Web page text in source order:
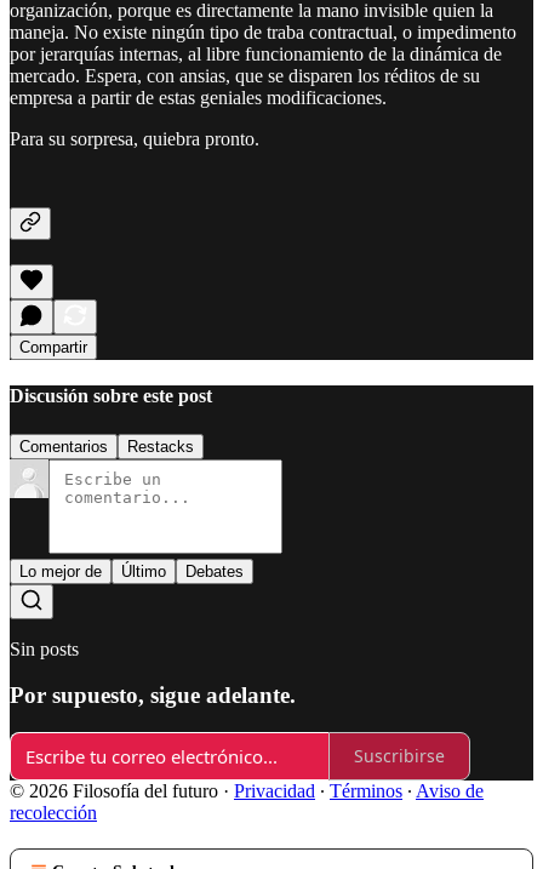
organización, porque es directamente la mano invisible quien la
maneja. No existe ningún tipo de traba contractual, o impedimento
por jerarquías internas, al libre funcionamiento de la dinámica de
mercado. Espera, con ansias, que se disparen los réditos de su
empresa a partir de estas geniales modificaciones.
Para su sorpresa, quiebra pronto.
Compartir
Discusión sobre este post
Comentarios Restacks
Lo mejor de Último Debates
Sin posts
Por supuesto, sigue adelante.
Suscribirse
© 2026 Filosofía del futuro · Privacidad ∙ Términos ∙ Aviso de
recolección